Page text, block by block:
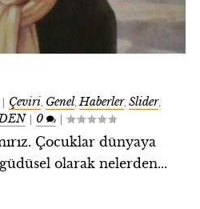
| Çeviri, Genel,Haberler,Slider,
| 0 |
Çocuklar dünyaya
olarak nelerden...